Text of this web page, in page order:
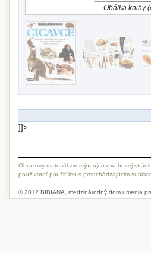
Obálka knihy
]]>
Obrazový materiál zverejnený na webovej
používateľ použiť len s predchádzajúcim
© 2012 BIBIANA, medzinárodný dom umenia